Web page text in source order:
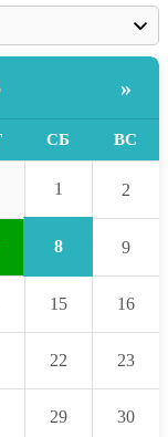
»
СБ ВС
1 2
8 9
15 16
22 23
29 30